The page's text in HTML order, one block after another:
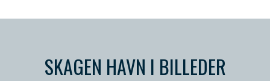
SKAGEN HAVN I BILLEDER